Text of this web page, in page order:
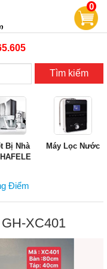
0
Tìm kiếm
Bị Nhà
Máy Lọc Nước
Điểm
XC401